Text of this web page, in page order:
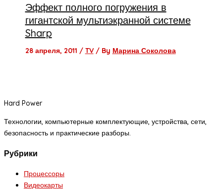
Эффект полного погружения в
гигантской мультиэкранной системе
Sharp
28 апреля, 2011 / TV/ By Марина Соколова
Hard Power
Технологии, компьютерные комплектующие, устройства, сети,
безопасность и практические разборы.
Рубрики
Процессоры
Видеокарты